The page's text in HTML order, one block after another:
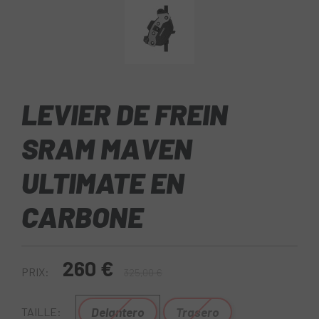
LEVIER DE FREIN
SRAM MAVEN
ULTIMATE EN
CARBONE
PRIX: 260 €
TAILLE: Delantero Trasero